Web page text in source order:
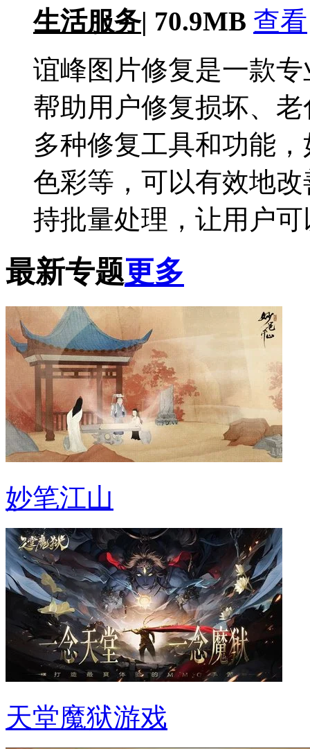
生活服务| 70.9MB 查看
谊峰图片修复是一款
帮助用户修复损坏、
多种修复工具和功能
色彩等，可以有效地
持批量处理，让用户
最新专题更多
妙笔江山
天堂魔狱游戏